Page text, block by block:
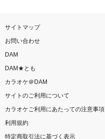
サイトマップ
お問い合わせ
DAM
DAM★とも
カラオケ＠DAM
サイトのご利用について
カラオケご利用にあたっての注意事項
利用規約
特定商取引法に基づく表示